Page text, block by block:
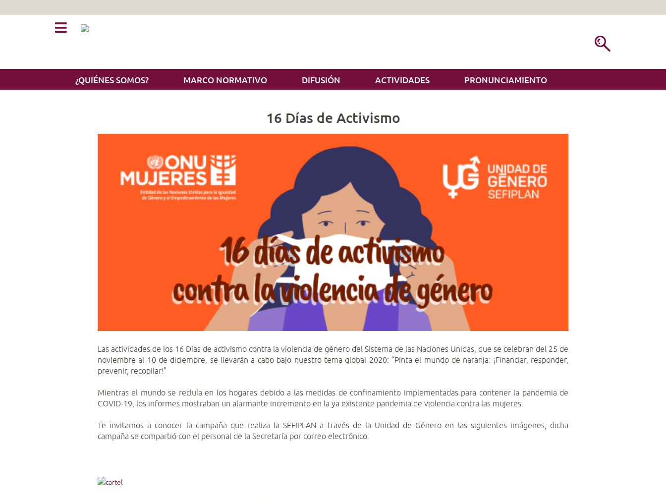
¿QUIÉNES SOMOS? MARCO NORMATIVO DIFUSIÓN ACTIVIDADES PRONUNCIAMIENTO
16 Días de Activismo
Las actividades de los 16 Días de activismo contra la violencia de género del Sistema de las Naciones Unidas, que se celebran del 25 de
noviembre al 10 de diciembre, se llevarán a cabo bajo nuestro tema global 2020: “Pinta el mundo de naranja: ¡Financiar, responder,
prevenir, recopilar!”
Mientras el mundo se recluía en los hogares debido a las medidas de confinamiento implementadas para contener la pandemia de
COVID-19, los informes mostraban un alarmante incremento en la ya existente pandemia de violencia contra las mujeres.
Te invitamos a conocer la campaña que realiza la SEFIPLAN a través de la Unidad de Género en las siguientes imágenes, dicha
campaña se compartió con el personal de la Secretaría por correo electrónico.